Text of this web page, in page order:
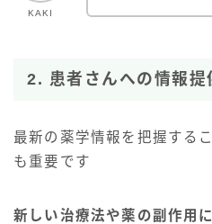
KAKI
2. 患者さんへの情報提
最新の薬学情報を把握する
も重要です
新しい治療法や薬の副作用